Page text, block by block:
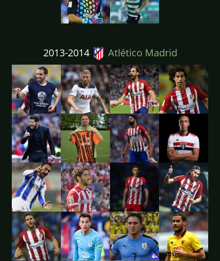
2013-2014 Atlético Madrid